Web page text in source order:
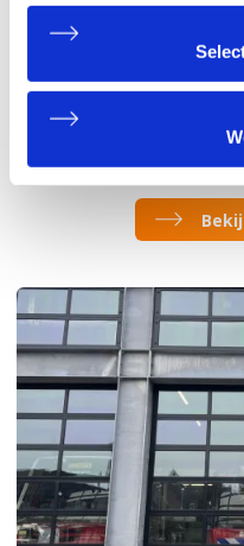
Anders gezegd: projecten
lijkt een open deur, maar
en met levering en